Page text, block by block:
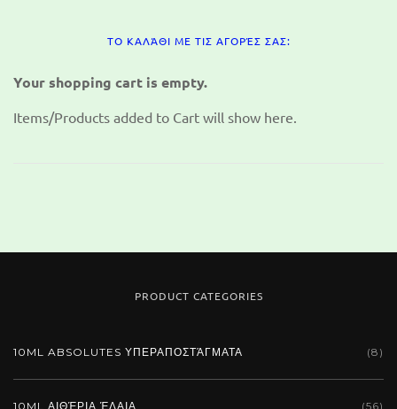
ΤΟ ΚΑΛΆΘΙ ΜΕ ΤΙΣ ΑΓΟΡΈΣ ΣΑΣ:
Your shopping cart is empty.
Items/Products added to Cart will show here.
PRODUCT CATEGORIES
10ML ABSOLUTES ΥΠΕΡΑΠΟΣΤΆΓΜΑΤΑ (8)
10ML ΑΙΘΈΡΙΑ ΈΛΑΙΑ (56)